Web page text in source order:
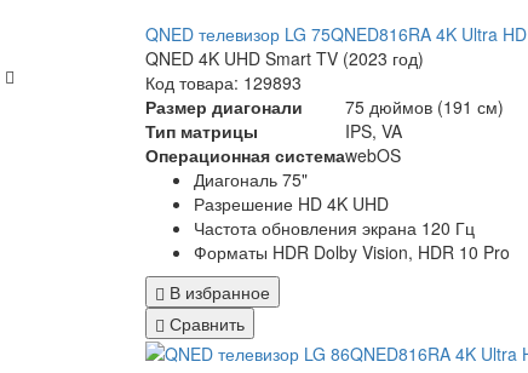
QNED телевизор LG 75QNED816RA 4K Ultra HD
QNED 4K UHD Smart TV (2023 год)
Код товара: 129893
Размер диагонали
75 дюймов (191 см)
Тип матрицы
IPS, VA
Операционная системаwebOS
Диагональ 75"
Разрешение HD 4K UHD
Частота обновления экрана 120 Гц
Форматы HDR Dolby Vision, HDR 10 Pro
В избранное
Сравнить